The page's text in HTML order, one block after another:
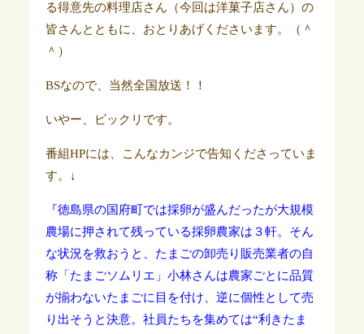
る得意先の料理店さん（今回は洋菓子店さん）の
皆さんとともに、おとりあげくださいます。（＾
＾）
BSなので、当然全国放送！！
いやー、ビックリです。
番組HPには、こんなカンジで告知くださっていま
す。↓
『徳島県の国府町では採卵が盛んだったが大規模
農場に押されて残っている採卵農家は３軒。そん
な状況を救おうと、たまごの卸売り販売業者の自
称「たまごソムリエ」小林さんは農家ごとに品質
が揃わないたまごに目を付け、逆に個性として売
り出そうと決意。社員たちを集めては“利きたま